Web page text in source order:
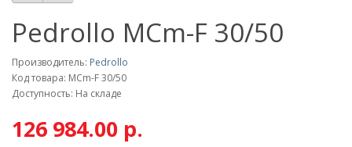
Pedrollo MCm-F 30/50
Производитель: Pedrollo
Код товара: MCm-F 30/50
Доступность: На складе
126 984.00 р.